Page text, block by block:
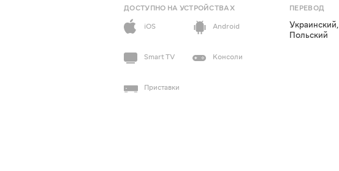
ДОСТУПНО НА УСТРОЙСТВАХ
iOS
Android
Smart TV Консоли
Приставки
ПЕРЕВОД
Украинский,
Польский